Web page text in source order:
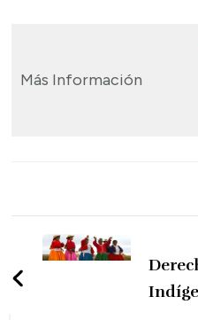
Más Información
Navegación
de
entradas